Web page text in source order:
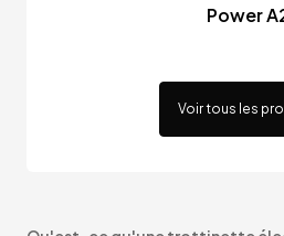
Power
Voir tous les